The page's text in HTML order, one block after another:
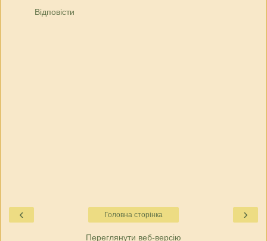
Відповісти
‹ ›
Головна сторінка
Переглянути веб-версію